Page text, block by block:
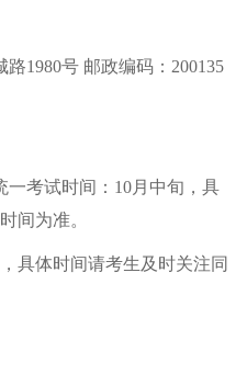
1980号 邮政编码：200135
一考试时间：10月中旬，具
间为准。
具体时间请考生及时关注同